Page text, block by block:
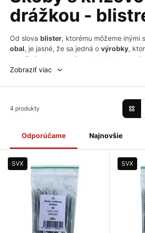
drážkou -
Od slova blister, ktorému môžeme inými
obal, je jasné, že sa jedná o výrobky,
položkách zabalené v obale
.
napríklad pred vlhkosťou, prachom,
jedná ojednoduchý uzatvárateľný
ktorý zákazník vidí, čo sa nachádza vo
je vyrobená z
povrchovo upravená
bielym galvanickým
závesný
prvok s jednoduchou aplikáciou
tehly i sadrokartónu.
Zobraziť viac
Odporúčame Najnovšie
4 produkty
SVX SVX